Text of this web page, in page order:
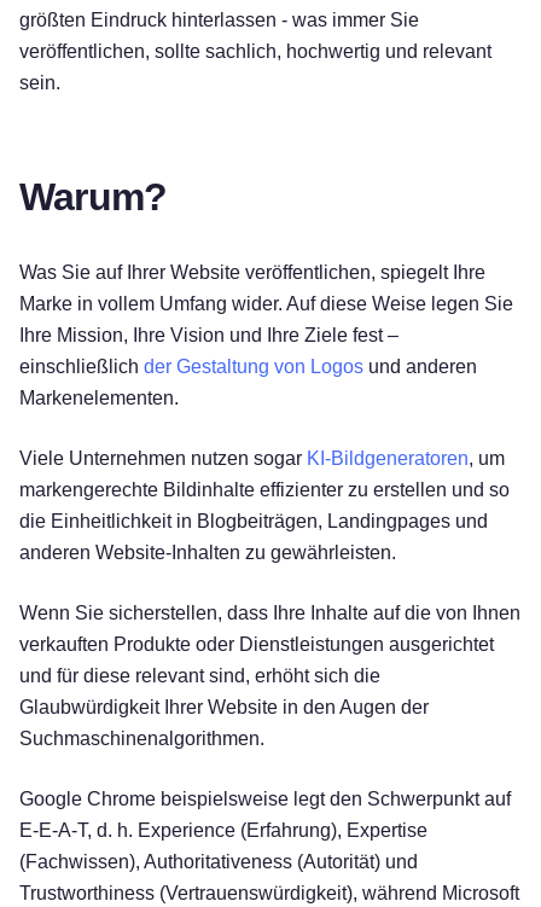
größten Eindruck hinterlassen - was immer Sie
veröffentlichen, sollte sachlich, hochwertig und relevant
sein.
Warum?
Was Sie auf Ihrer Website veröffentlichen, spiegelt Ihre
Marke in vollem Umfang wider. Auf diese Weise legen Sie
Ihre Mission, Ihre Vision und Ihre Ziele fest –
einschließlich der Gestaltung von Logos und anderen
Markenelementen.
Viele Unternehmen nutzen sogar KI-Bildgeneratoren, um
markengerechte Bildinhalte effizienter zu erstellen und so
die Einheitlichkeit in Blogbeiträgen, Landingpages und
anderen Website-Inhalten zu gewährleisten.
Wenn Sie sicherstellen, dass Ihre Inhalte auf die von Ihnen
verkauften Produkte oder Dienstleistungen ausgerichtet
und für diese relevant sind, erhöht sich die
Glaubwürdigkeit Ihrer Website in den Augen der
Suchmaschinenalgorithmen.
Google Chrome beispielsweise legt den Schwerpunkt auf
E-E-A-T, d. h. Experience (Erfahrung), Expertise
(Fachwissen), Authoritativeness (Autorität) und
Trustworthiness (Vertrauenswürdigkeit), während Microsoft